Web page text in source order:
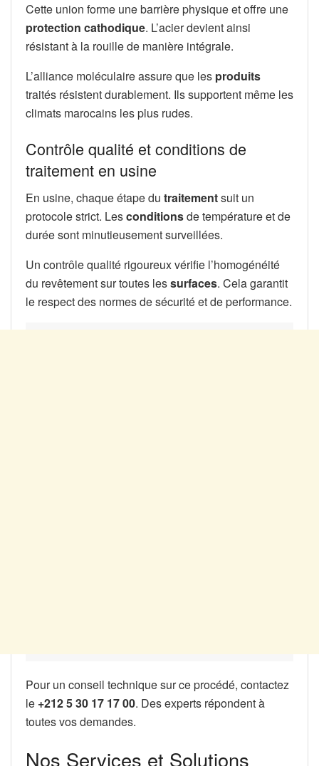
Cette union forme une barrière physique et offre une
protection cathodique. L’acier devient ainsi
résistant à la rouille de manière intégrale.
L’alliance moléculaire assure que les produits
traités résistent durablement. Ils supportent même les
climats marocains les plus rudes.
Contrôle qualité et conditions de
traitement en usine
En usine, chaque étape du traitementsuit un
protocole strict. Lesconditionsde température et de
durée sont minutieusement surveillées.
Un contrôle qualité rigoureux vérifie l’homogénéité
du revêtement sur toutes lessurfaces. Cela garantit
le respect des normes de sécurité et de performance.
Pour un conseil technique sur ce procédé, contactez
le +212 5 30 17 17 00. Des experts répondent à
toutes vos demandes.
Nos Services et Solutions